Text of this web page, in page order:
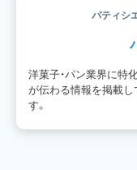
パティシ
洋菓子・パン業界に特
が伝わる情報を掲載
す。